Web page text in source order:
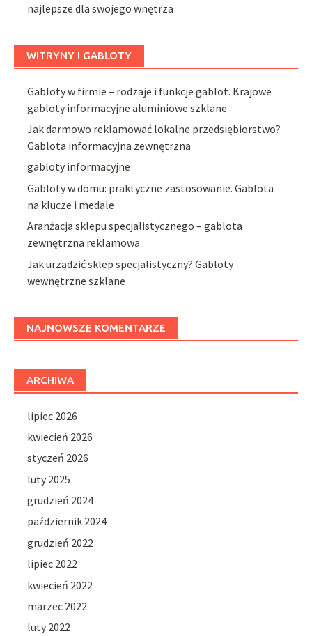
najlepsze dla swojego wnętrza
WITRYNY I GABLOTY
Gabloty w firmie – rodzaje i funkcje gablot. Krajowe
gabloty informacyjne aluminiowe szklane
Jak darmowo reklamować lokalne przedsiębiorstwo?
Gablota informacyjna zewnętrzna
gabloty informacyjne
Gabloty w domu: praktyczne zastosowanie. Gablota
na klucze i medale
Aranżacja sklepu specjalistycznego – gablota
zewnętrzna reklamowa
Jak urządzić sklep specjalistyczny? Gabloty
wewnętrzne szklane
NAJNOWSZE KOMENTARZE
ARCHIWA
lipiec 2026
kwiecień 2026
styczeń 2026
luty 2025
grudzień 2024
październik 2024
grudzień 2022
lipiec 2022
kwiecień 2022
marzec 2022
luty 2022